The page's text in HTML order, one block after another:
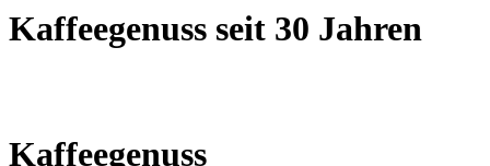
Kaffeegenuss seit 30 Jahren
Kaffeegenuss